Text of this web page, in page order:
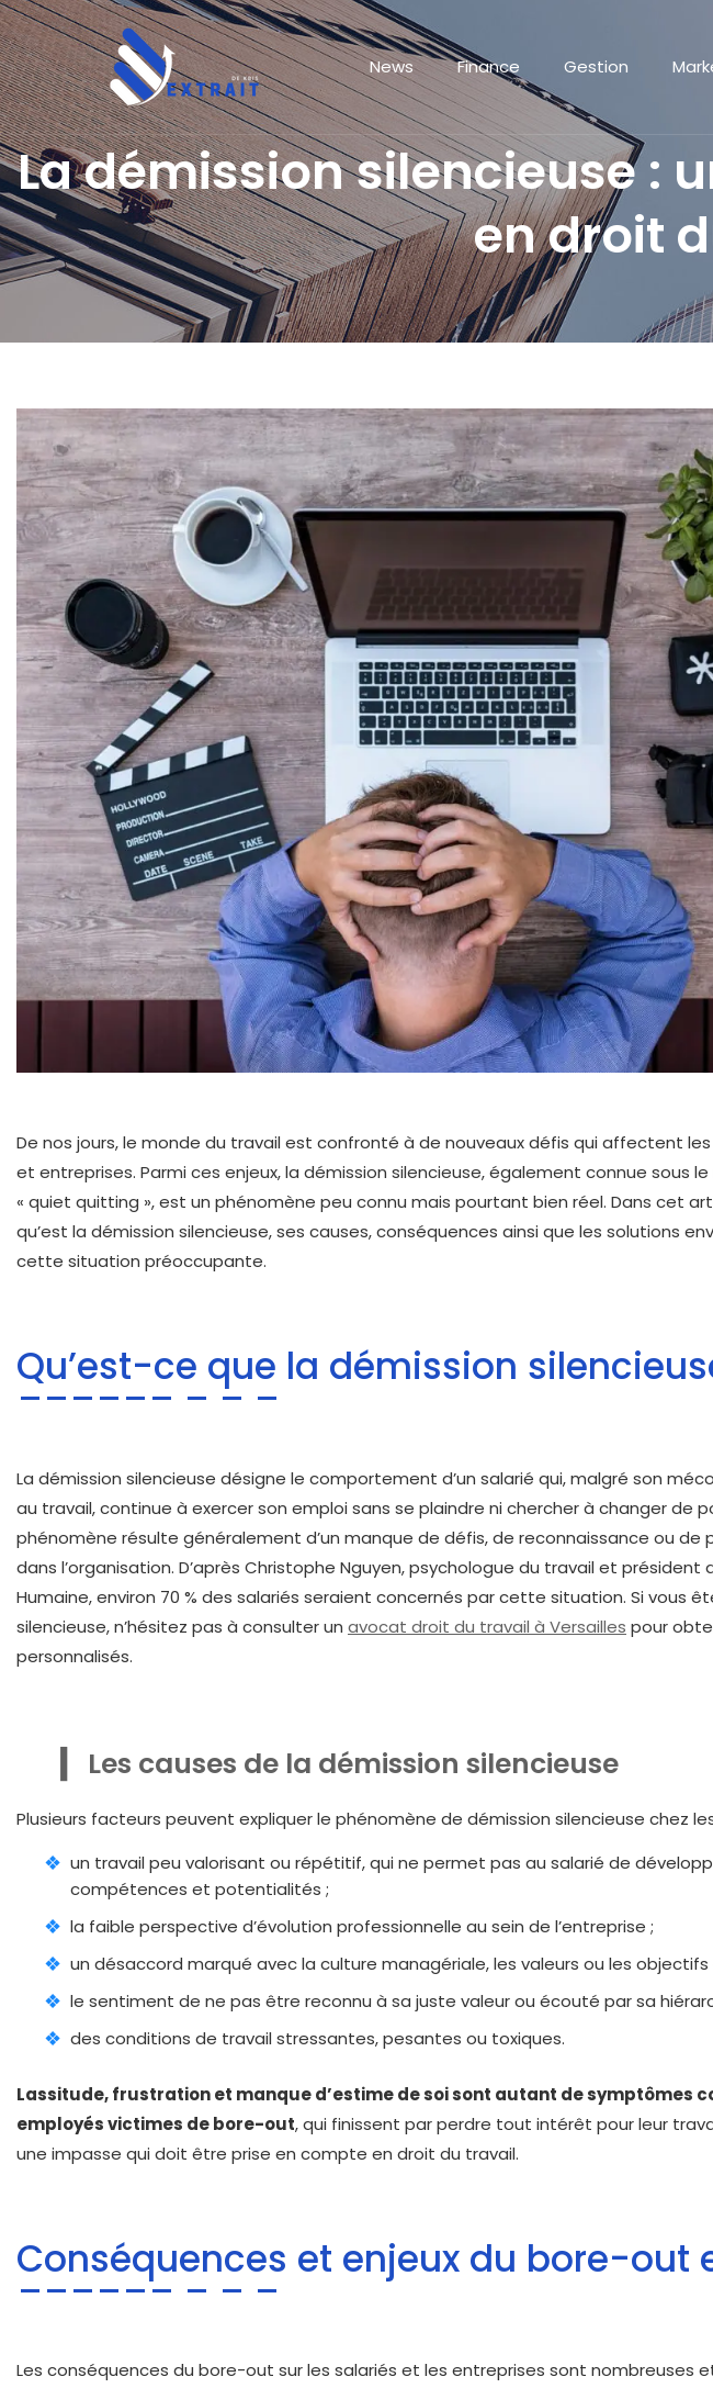
News Finance Gestion
La démission silencieuse :
en droit
De nos jours, le monde du travail est confronté à de nouveaux défis qui affectent
et entreprises. Parmi ces enjeux, la démission silencieuse, également connue sous
« quiet quitting », est un phénomène peu connu mais pourtant bien réel. Dans cet
qu’est la démission silencieuse, ses causes, conséquences ainsi que les solutions
cette situation préoccupante.
Qu’est-ce que la démission
La démission silencieuse désigne le comportement d’un salarié qui, malgré son
au travail, continue à exercer son emploi sans se plaindre ni chercher à changer de
phénomène résulte généralement d’un manque de défis, de reconnaissance ou de
dans l’organisation. D’après Christophe Nguyen, psychologue du travail et président
Humaine, environ 70 % des salariés seraient concernés par cette situation. Si vous
silencieuse, n’hésitez pas à consulter un avocat droit du travail à Versailles pour
personnalisés.
Les causes de la démission silencieuse
Plusieurs facteurs peuvent expliquer le phénomène de démission silencieuse chez
un travail peu valorisant ou répétitif, qui ne permet pas au salarié de
compétences et potentialités ;
la faible perspective d’évolution professionnelle au sein de l’entreprise ;
un désaccord marqué avec la culture managériale, les valeurs ou les objectifs
le sentiment de ne pas être reconnu à sa juste valeur ou écouté par sa
des conditions de travail stressantes, pesantes ou toxiques.
Lassitude, frustration et manque d’estime de soi sont autant de symptômes
employés victimes de bore-out, qui finissent par perdre tout intérêt pour leur
une impasse qui doit être prise en compte en droit du travail.
Conséquences et enjeux du bore-out
Les conséquences du bore-out sur les salariés et les entreprises sont nombreuses